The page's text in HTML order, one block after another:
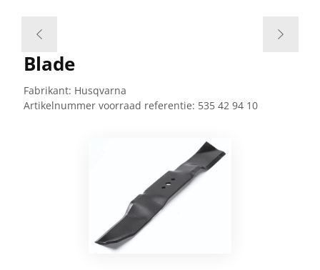
Blade
Fabrikant: Husqvarna
Artikelnummer voorraad referentie: 535 42 94 10